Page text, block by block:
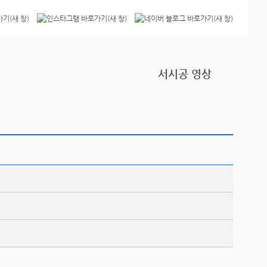
서시공 영상